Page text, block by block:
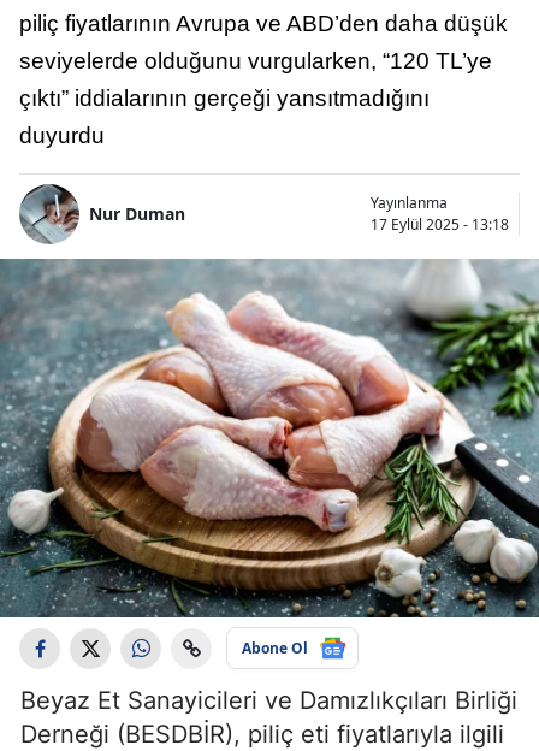
piliç fiyatlarının Avrupa ve ABD’den daha düşük
seviyelerde olduğunu vurgularken, “120 TL’ye
çıktı” iddialarının gerçeği yansıtmadığını
duyurdu
Nur Duman
Yayınlanma
17 Eylül 2025 - 13:18
Abone Ol
Beyaz Et Sanayicileri ve Damızlıkçıları Birliği
Derneği (BESDBİR), piliç eti fiyatlarıyla ilgili